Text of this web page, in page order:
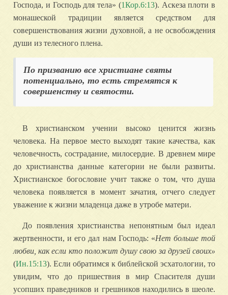
Господа, и Господь для тела» (1Кор.6:13). Аскеза плоти в
монашеской традиции является средством для
совершенствования жизни духовной, а не освобождения
души из телесного плена.
По призванию все христиане святы
потенциально, то есть стремятся к
совершенству и святости.
В христианском учении высоко ценится жизнь
человека. На первое место выходят такие качества, как
человечность, сострадание, милосердие. В древнем мире
до христианства данные категории не были развиты.
Христианское богословие учит также о том, что душа
человека появляется в момент зачатия, отчего следует
уважение к жизни младенца даже в утробе матери.
До появления христианства непонятным был идеал
жертвенности, и его дал нам Господь: «Нет больше той
любви, как если кто положит душу свою за друзей своих»
(Ин.15:13). Если обратимся к библейской эсхатологии, то
увидим, что до пришествия в мир Спасителя души
усопших праведников и грешников находились в шеоле.